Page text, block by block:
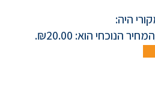
היה:
המחיר הנוכחי הוא: ₪20.00.